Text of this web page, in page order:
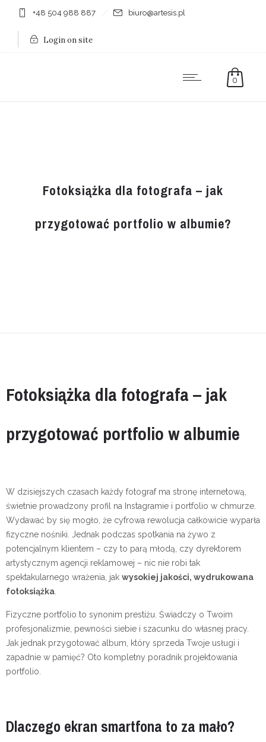
+48 504 988 887 biuro@artesis.pl
Login on site
0
Fotoksiążka dla fotografa – jak
przygotować portfolio w albumie?
Fotoksiążka dla fotografa – jak
przygotować portfolio w albumie
W dzisiejszych czasach każdy fotograf ma stronę internetową,
świetnie prowadzony profil na Instagramie i portfolio w chmurze.
Wydawać by się mogło, że cyfrowa rewolucja całkowicie wyparła
fizyczne nośniki. Jednak podczas spotkania na żywo z
potencjalnym klientem – czy to parą młodą, czy dyrektorem
artystycznym agencji reklamowej – nic nie robi tak
spektakularnego wrażenia, jak wysokiej jakości, wydrukowana
fotoksiążka
Fizyczne portfolio to synonim prestiżu. Świadczy o Twoim
profesjonalizmie, pewności siebie i szacunku do własnej pracy.
Jak jednak przygotować album, który sprzeda Twoje usługi i
zapadnie w pamięć? Oto kompletny poradnik projektowania
portfolio.
Dlaczego ekran smartfona to za mało?